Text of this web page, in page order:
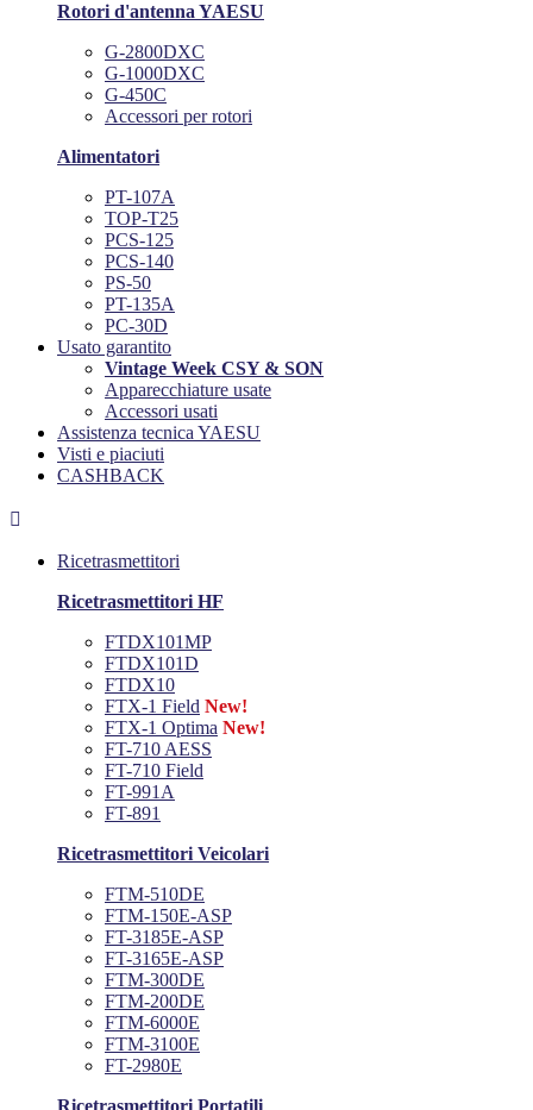
Rotori d'antenna YAESU
G-2800DXC
G-1000DXC
G-450C
Accessori per rotori
Alimentatori
PT-107A
TOP-T25
PCS-125
PCS-140
PS-50
PT-135A
PC-30D
Usato garantito
Vintage Week CSY & SON
Apparecchiature usate
Accessori usati
Assistenza tecnica YAESU
Visti e piaciuti
CASHBACK

Ricetrasmettitori
Ricetrasmettitori HF
FTDX101MP
FTDX101D
FTDX10
FTX-1 Field New!
FTX-1 Optima New!
FT-710 AESS
FT-710 Field
FT-991A
FT-891
Ricetrasmettitori Veicolari
FTM-510DE
FTM-150E-ASP
FT-3185E-ASP
FT-3165E-ASP
FTM-300DE
FTM-200DE
FTM-6000E
FTM-3100E
FT-2980E
Ricetrasmettitori Portatili